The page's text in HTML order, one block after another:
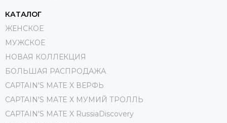
КАТАЛОГ
ЖЕНСКОЕ
МУЖСКОЕ
НОВАЯ КОЛЛЕКЦИЯ
БОЛЬШАЯ РАСПРОДАЖА
CAPTAIN'S MATE X ВЕРФЬ
CAPTAIN'S MATE Х МУМИЙ ТРОЛЛЬ
CAPTAIN'S MATE X RussiaDiscovery